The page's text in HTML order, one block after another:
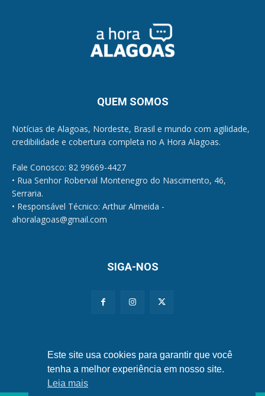
QUEM SOMOS
Notícias de Alagoas, Nordeste, Brasil e mundo com agilidade,
credibilidade e cobertura completa no A Hora Alagoas.
Fale Conosco: 82 99669-4427
• Rua Senhor Roberval Montenegro do Nascimento, 46,
Serraria.
• Responsável Técnico: Arthur Almeida -
ahoralagoas@gmail.com
SIGA-NOS
Este site usa cookies para garantir que você
tenha a melhor experiência em nosso site.
Leia mais